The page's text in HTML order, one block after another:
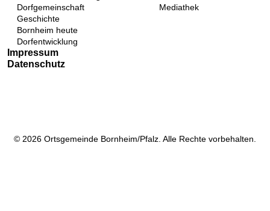
Dorfgemeinschaft
Geschichte
Bornheim heute
Dorfentwicklung
Mediathek
Impressum
Datenschutz
© 2026 Ortsgemeinde Bornheim/Pfalz. Alle Rechte vorbehalten.